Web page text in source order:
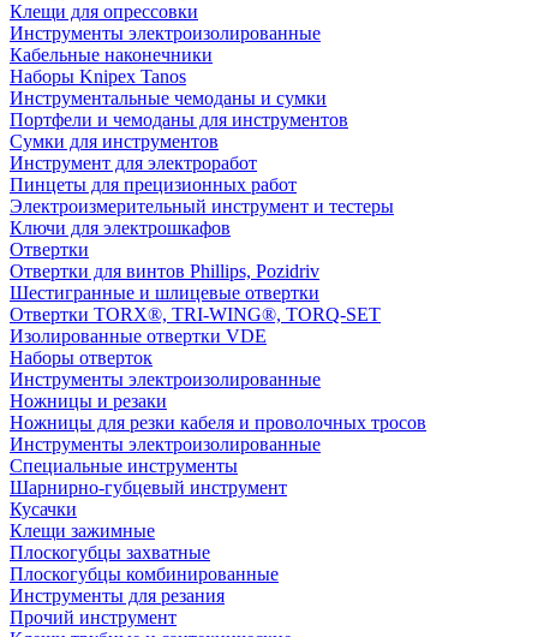
Клещи для опрессовки
Инструменты электроизолированные
Кабельные наконечники
Наборы Knipex Tanos
Инструментальные чемоданы и сумки
Портфели и чемоданы для инструментов
Сумки для инструментов
Инструмент для электроработ
Пинцеты для прецизионных работ
Электроизмерительный инструмент и тестеры
Ключи для электрошкафов
Отвертки
Отвертки для винтов Phillips, Pozidriv
Шестигранные и шлицевые отвертки
Отвертки TORX®, TRI-WING®, TORQ-SET
Изолированные отвертки VDE
Наборы отверток
Инструменты электроизолированные
Ножницы и резаки
Ножницы для резки кабеля и проволочных тросов
Инструменты электроизолированные
Специальные инструменты
Шарнирно-губцевый инструмент
Кусачки
Клещи зажимные
Плоскогубцы захватные
Плоскогубцы комбинированные
Инструменты для резания
Прочий инструмент